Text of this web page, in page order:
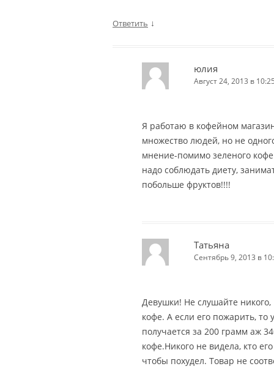
Ответить ↓
юлия
Август 24, 2013 в
Я работаю в кофейном
множество людей, но не
мнение-помимо зеленого
надо соблюдать диету,
побольше фруктов!!!!
Татьяна
Сентябрь 9, 2013 в
Девушки! Не слушайте
кофе. А если его пожарить, то
получается за 200 грамм аж
кофе.Никого не видела, кто
чтобы похудел. Товар не